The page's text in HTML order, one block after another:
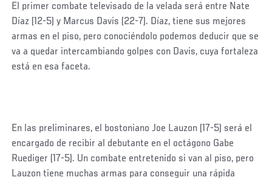
El primer combate televisado de la velada será entre Nate
Díaz (12-5) y Marcus Davis (22-7). Díaz, tiene sus mejores
armas en el piso, pero conociéndolo podemos deducir que se
va a quedar intercambiando golpes con Davis, cuya fortaleza
está en esa faceta.
En las preliminares, el bostoniano Joe Lauzon (17-5) será el
encargado de recibir al debutante en el octágono Gabe
Ruediger (17-5). Un combate entretenido si van al piso, pero
Lauzon tiene muchas armas para conseguir una rápida